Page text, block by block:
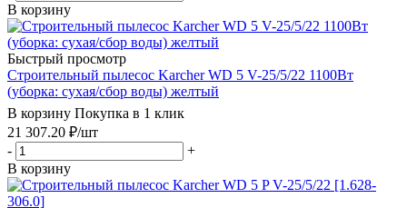
В корзину
Быстрый просмотр
Строительный пылесос Karcher WD 5 V-25/5/22 1100Вт
(уборка: сухая/сбор воды) желтый
В корзину Покупка в 1 клик
21 307.20 ₽/шт
-
+
В корзину